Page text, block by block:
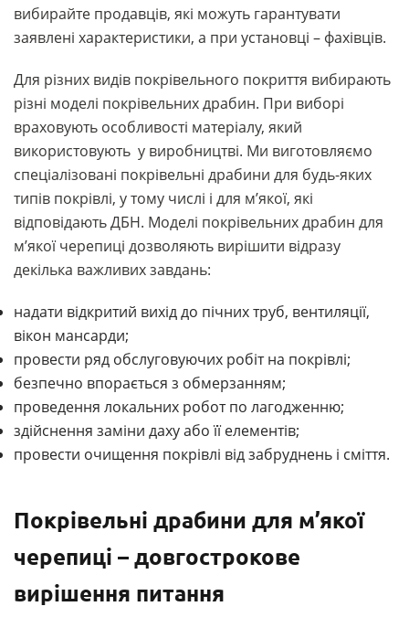
вибирайте продавців, які можуть гарантувати
заявлені характеристики, а при установці – фахівців.
Для різних видів покрівельного покриття вибирають
різні моделі покрівельних драбин. При виборі
враховують особливості матеріалу, який
використовують у виробництві. Ми виготовляємо
спеціалізовані покрівельні драбини для будь-яких
типів покрівлі, у тому числі і для м’якої, які
відповідають ДБН. Моделі покрівельних драбин для
м’якої черепиці дозволяють вирішити відразу
декілька важливих завдань:
надати відкритий вихід до пічних труб, вентиляції,
вікон мансарди;
провести ряд обслуговуючих робіт на покрівлі;
безпечно впорається з обмерзанням;
проведення локальних робот по лагодженню;
здійснення заміни даху або її елементів;
провести очищення покрівлі від забруднень і сміття.
Покрівельні драбини для м’якої
черепиці – довгострокове
вирішення питання